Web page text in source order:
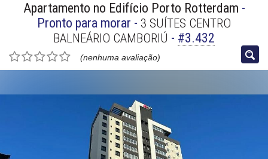
Apartamento no Edifício Porto Rotterdam -
Pronto para morar - 3 SUÍTES CENTRO
BALNEÁRIO CAMBORIÚ - #3.432
(nenhuma avaliação)